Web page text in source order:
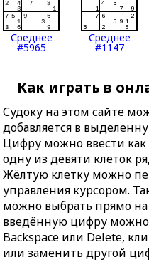
Среднее
#5965
Среднее
#1147
Как играть в
Судоку на этом сайте
добавляется в
Цифру можно ввести как
одну из девяти клеток
Жёлтую клетку можно
управления курсором.
можно выбрать прямо
введённую цифру
Backspace или Delete,
или заменить другой